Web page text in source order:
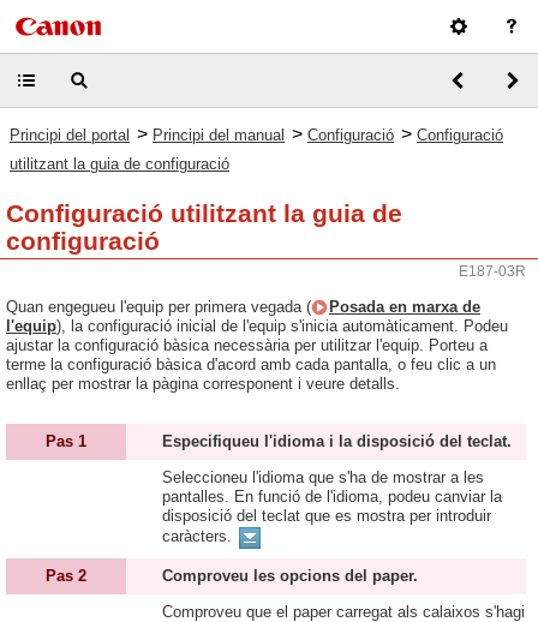
Principi del portal > Principi del manual > Configuració > Configuració
utilitzant la guia de configuració
Configuració utilitzant la guia de
configuració
E187-03R
Quan engegueu l'equip per primera vegada (
Posada en marxa de
l'equip), la configuració inicial de l'equip s'inicia automàticament. Podeu
ajustar la configuració bàsica necessària per utilitzar l'equip. Porteu a
terme la configuració bàsica d'acord amb cada pantalla, o feu clic a un
enllaç per mostrar la pàgina corresponent i veure detalls.
Pas 1
Especifiqueu l'idioma i la disposició del teclat.
Seleccioneu l'idioma que s'ha de mostrar a les
pantalles. En funció de l'idioma, podeu canviar la
disposició del teclat que es mostra per introduir
caràcters.
Pas 2
Comproveu les opcions del paper.
Comproveu que el paper carregat als calaixos s'hagi